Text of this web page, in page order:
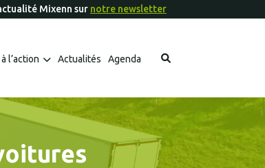
Mixenn sur notre newsletter
l’action Actualités Agenda